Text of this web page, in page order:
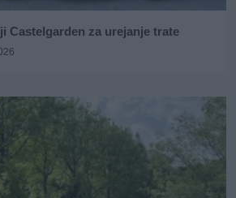
Castelgarden za urejanje trate